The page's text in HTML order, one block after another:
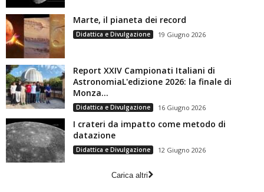
Marte, il pianeta dei record
Didattica e Divulgazione 19 Giugno 2026
Report XXIV Campionati Italiani di
AstronomiaL'edizione 2026: la finale di
Monza...
Didattica e Divulgazione 16 Giugno 2026
I crateri da impatto come metodo di
datazione
Didattica e Divulgazione 12 Giugno 2026
Carica altri